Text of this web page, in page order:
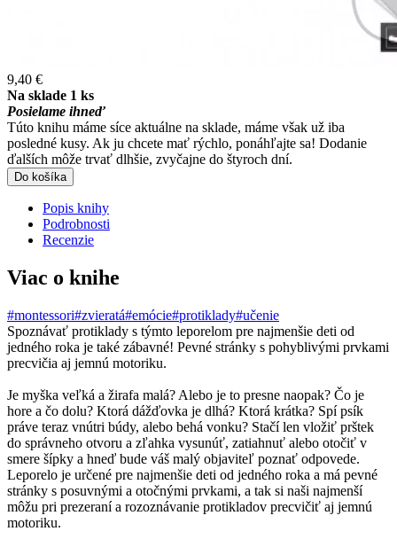
9,40 €
Na sklade 1 ks
Posielame ihneď
Túto knihu máme síce aktuálne na sklade, máme však už iba
posledné kusy. Ak ju chcete mať rýchlo, ponáhľajte sa! Dodanie
ďalších môže trvať dlhšie, zvyčajne do štyroch dní.
Do košíka
Popis knihy
Podrobnosti
Recenzie
Viac o knihe
#montessori#zvieratá#emócie#protiklady#učenie
Spoznávať protiklady s týmto leporelom pre najmenšie deti od
jedného roka je také zábavné! Pevné stránky s pohyblivými prvkami
precvičia aj jemnú motoriku.
Je myška veľká a žirafa malá? Alebo je to presne naopak? Čo je
hore a čo dolu? Ktorá dážďovka je dlhá? Ktorá krátka? Spí psík
práve teraz vnútri búdy, alebo behá vonku? Stačí len vložiť prštek
do správneho otvoru a zľahka vysunúť, zatiahnuť alebo otočiť v
smere šípky a hneď bude váš malý objaviteľ poznať odpovede.
Leporelo je určené pre najmenšie deti od jedného roka a má pevné
stránky s posuvnými a otočnými prvkami, a tak si naši najmenší
môžu pri prezeraní a rozoznávanie protikladov precvičiť aj jemnú
motoriku.